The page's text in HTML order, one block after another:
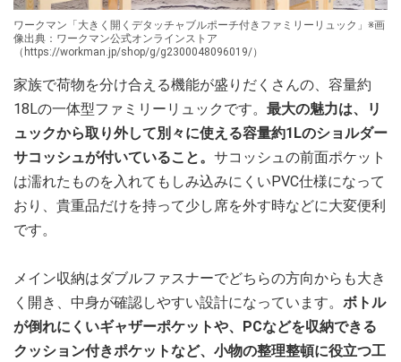
ワークマン「大きく開くデタッチャブルポーチ付きファミリーリュック」※画
像出典：ワークマン公式オンラインストア
（https://workman.jp/shop/g/g2300048096019/）
家族で荷物を分け合える機能が盛りだくさんの、容量約
18Lの一体型ファミリーリュックです。 最大の魅力は、リ
ュックから取り外して別々に使える容量約1Lのショルダー
サコッシュが付いていること。 サコッシュの前面ポケット
は濡れたものを入れてもしみ込みにくいPVC仕様になって
おり、貴重品だけを持って少し席を外す時などに大変便利
です。
メイン収納はダブルファスナーでどちらの方向からも大き
く開き、中身が確認しやすい設計になっています。 ボトル
が倒れにくいギャザーポケットや、PCなどを収納できる
クッション付きポケットなど、小物の整理整頓に役立つ工